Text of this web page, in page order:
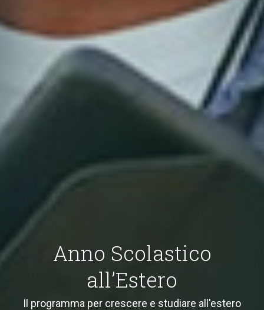
Anno Scolastico
all’Estero
Il programma per crescere e studiare all'estero